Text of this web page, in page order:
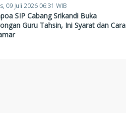
09 Juli 2026 06:31 WIB
SIP Cabang Srikandi Buka
Guru Tahsin, Ini Syarat dan Cara